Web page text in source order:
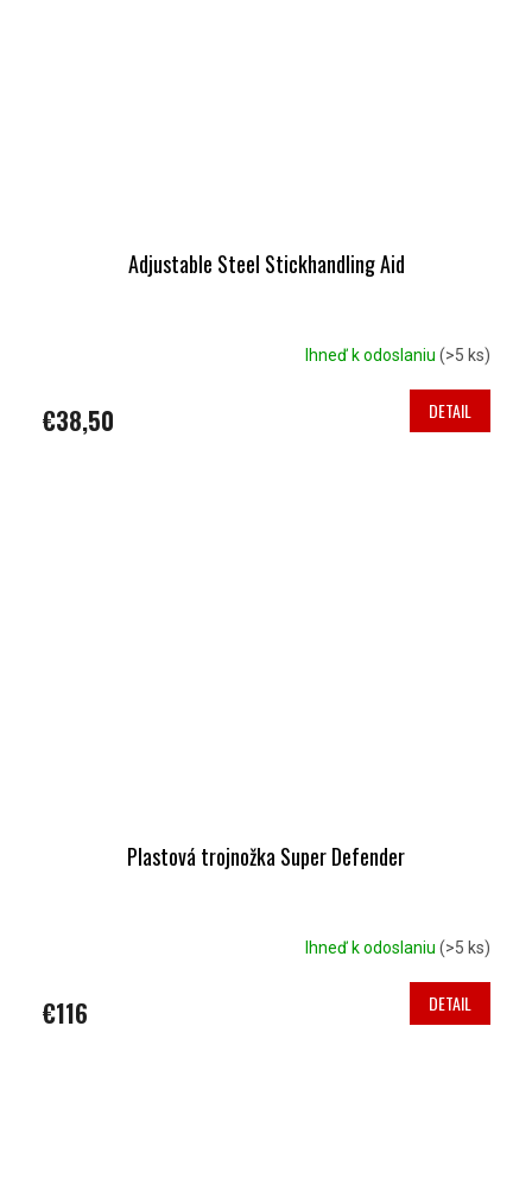
Adjustable Steel Stickhandling Aid
Ihneď k odoslaniu (>5 ks)
€38,50 DETAIL
Plastová trojnožka Super Defender
Ihneď k odoslaniu (>5 ks)
€116 DETAIL